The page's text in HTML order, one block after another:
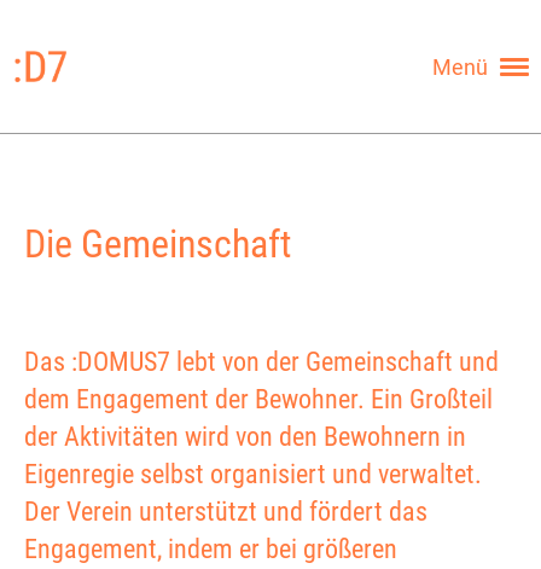
Menü
Die Gemeinschaft
Das :DOMUS7 lebt von der Gemeinschaft und
dem Engagement der Bewohner. Ein Großteil
der Aktivitäten wird von den Bewohnern in
Eigenregie selbst organisiert und verwaltet.
Der Verein unterstützt und fördert das
Engagement, indem er bei größeren